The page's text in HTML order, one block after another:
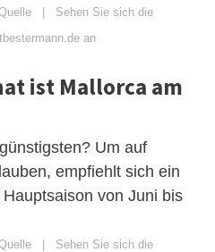
| Sehen Sie sich die
an
ist Mallorca am
Um auf
empfiehlt sich ein
von Juni bis
| Sehen Sie sich die